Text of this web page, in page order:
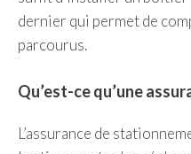
dernier qui permet de
parcourus.
Qu’est-ce qu’une
L’assurance de